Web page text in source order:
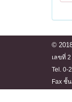
©
เลขที่
Tel. 0-
Fax ชั้